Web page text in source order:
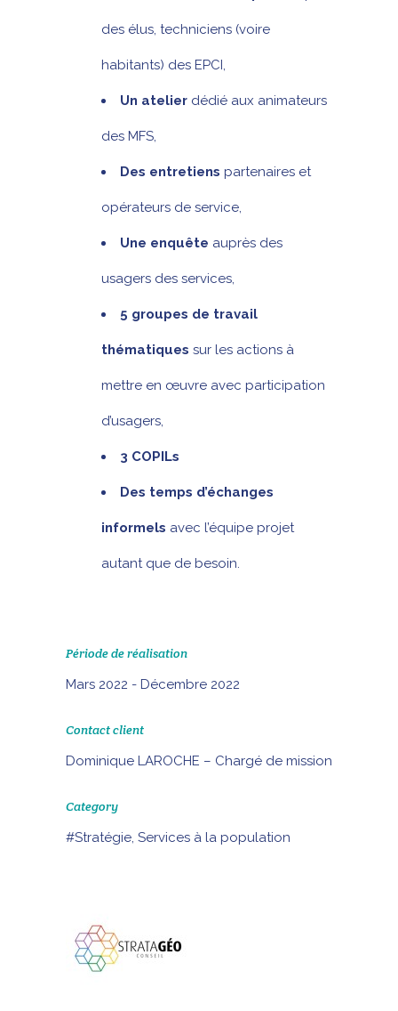
des élus, techniciens (voire
habitants) des EPCI,
Un atelier dédié aux animateurs
des MFS,
Des entretiens partenaires et
opérateurs de service,
Une enquête auprès des
usagers des services,
5 groupes de travail
thématiques sur les actions à
mettre en œuvre avec participation
d’usagers,
3 COPILs
Des temps d’échanges
informels avec l’équipe projet
autant que de besoin.
Période de réalisation
Mars 2022 - Décembre 2022
Contact client
Dominique LAROCHE – Chargé de mission
Category
#Stratégie, Services à la population